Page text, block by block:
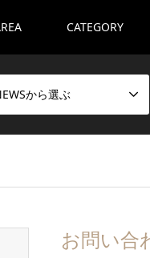
CATEGORY
から選ぶ
お問い合